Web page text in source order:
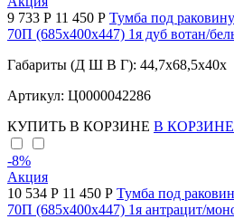
9 733 Р 11 450 Р Тумба под
70П (685х400х447) 1я дуб вотан/
Габариты (Д Ш В Г): 44,7x68,5x40x
Артикул: Ц0000042286
КУПИТЬ В КОРЗИНЕ В КОРЗИНЕ
-8%
Акция
10 534 Р 11 450 Р Тумба под
70П (685х400х447) 1я антрацит/